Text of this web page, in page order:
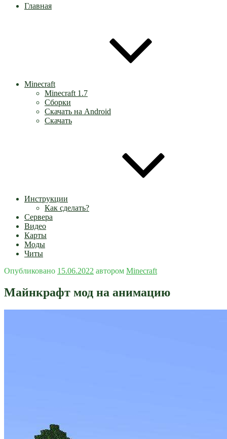
Главная
Minecraft
Minecraft 1.7
Сборки
Скачать на Android
Скачать
Инструкции
Как сделать?
Сервера
Видео
Карты
Моды
Читы
Опубликовано 15.06.2022 автором Minecraft
Майнкрафт мод на анимацию